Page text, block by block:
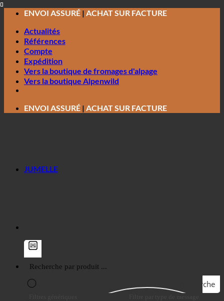
Passer
contenu
ENVOI ASSURÉ | ACHAT SUR FACTURE
Actualités
Références
Compte
Expédition
Vers la boutique de fromages d'alpage
Vers la boutique Alpenwild
ENVOI ASSURÉ | ACHAT SUR FACTURE
Recherche
JUMELLE